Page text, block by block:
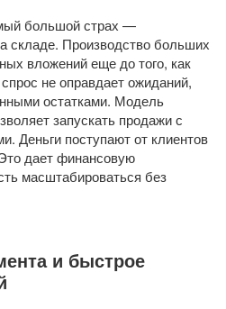
большой страх —
складе. Производство больших
вложений еще до того, как
не оправдает ожиданий,
остатками. Модель
запускать продажи с
Деньги поступают от клиентов
дает финансовую
масштабироваться без
и быстрое